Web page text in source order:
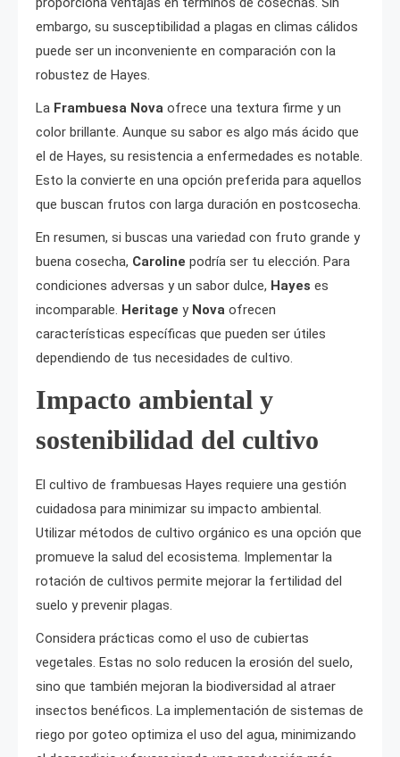
embargo, su susceptibilidad a plagas en climas cálidos
puede ser un inconveniente en comparación con la
robustez de Hayes.
La Frambuesa Nova ofrece una textura firme y un
color brillante. Aunque su sabor es algo más ácido que
el de Hayes, su resistencia a enfermedades es notable.
Esto la convierte en una opción preferida para aquellos
que buscan frutos con larga duración en postcosecha.
En resumen, si buscas una variedad con fruto grande y
buena cosecha, Caroline podría ser tu elección. Para
condiciones adversas y un sabor dulce, Hayes es
incomparable. Heritage y Nova ofrecen
características específicas que pueden ser útiles
dependiendo de tus necesidades de cultivo.
Impacto ambiental y
sostenibilidad del cultivo
El cultivo de frambuesas Hayes requiere una gestión
cuidadosa para minimizar su impacto ambiental.
Utilizar métodos de cultivo orgánico es una opción que
promueve la salud del ecosistema. Implementar la
rotación de cultivos permite mejorar la fertilidad del
suelo y prevenir plagas.
Considera prácticas como el uso de cubiertas
vegetales. Estas no solo reducen la erosión del suelo,
sino que también mejoran la biodiversidad al atraer
insectos benéficos. La implementación de sistemas de
riego por goteo optimiza el uso del agua, minimizando